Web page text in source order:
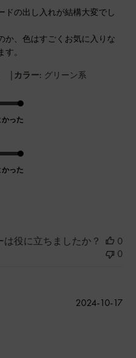
ドの出し入れが結構大変でし
か、色はすごくお気に入りな
。
| カラー: グリーン系
かった
かった
は役に立ちましたか？
0
0
公
2024-10-17